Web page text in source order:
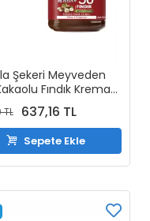
Şekeri Meyveden
Fındık Kreması
X 2 Adet
637,16 TL
Sepete Ekle